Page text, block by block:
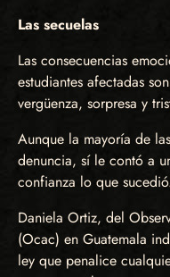
Las secuelas
Las consecuencias
estudiantes afectadas
vergüenza, sorpresa y
Aunque la mayoría de
denuncia, sí le contó a
confianza lo que
Daniela Ortiz, del
(Ocac) en Guatemala
ley que penalice